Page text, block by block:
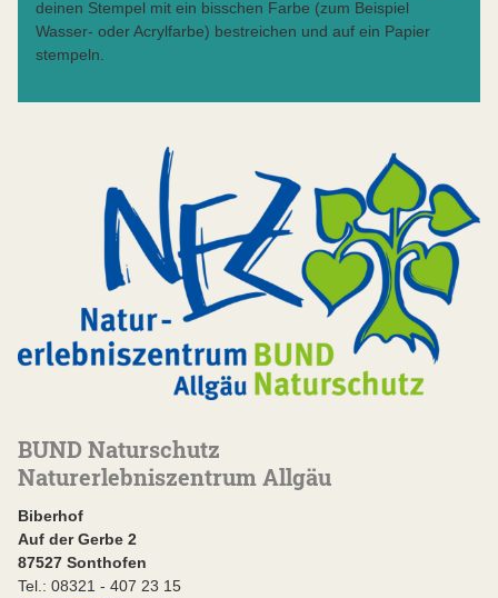
deinen Stempel mit ein bisschen Farbe (zum Beispiel
Wasser- oder Acrylfarbe) bestreichen und auf ein Papier
stempeln.
BUND Naturschutz
Naturerlebniszentrum Allgäu
Biberhof
Auf der Gerbe 2
87527 Sonthofen
Tel.: 08321 - 407 23 15